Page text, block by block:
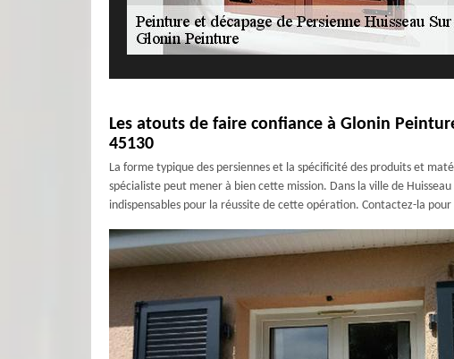
Les atouts de faire confiance à Glonin
45130
La forme typique des persiennes et la spécificité des produits et
spécialiste peut mener à bien cette mission. Dans la ville de
indispensables pour la réussite de cette opération. Contactez-la pour